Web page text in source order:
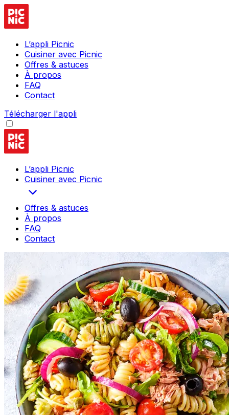
L’appli Picnic
Cuisiner avec Picnic
Offres & astuces
À propos
FAQ
Contact
Télécharger l'appli
L’appli Picnic
Cuisiner avec Picnic
Offres & astuces
À propos
FAQ
Contact